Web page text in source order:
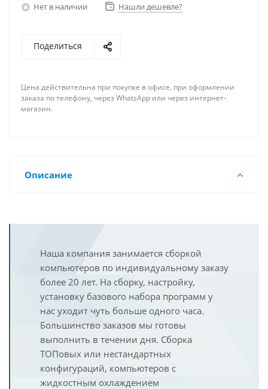
Нет в наличии Нашли дешевле?
Поделиться
Цена действительна при покупке в офисе, при оформлении
заказа по телефону, через WhatsApp или через интернет-
магазин.
Описание
Наша компания занимается сборкой
компьютеров по индивидуальному заказу
более 20 лет. На сборку, настройку,
установку базового набора программ у
нас уходит чуть больше одного часа.
Большинство заказов мы готовы
выполнить в течении дня. Сборка
ТОПовых или нестандартных
конфигураций, компьютеров с
жидкостным охлаждением